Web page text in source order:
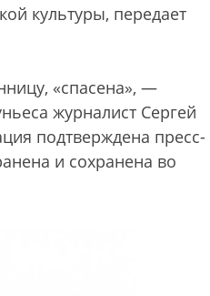
культуры, передает
«спасена», —
журналист Сергей
подтверждена пресс-
и сохранена во